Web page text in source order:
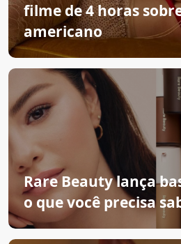
filme de 4 horas
americano
Rare Beauty lança
o que você precisa